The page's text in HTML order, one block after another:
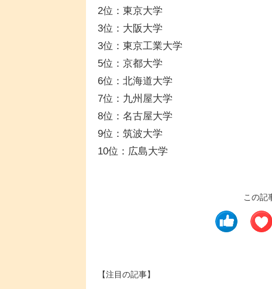
2位：東京大学
3位：大阪大学
3位：東京工業大学
5位：京都大学
6位：北海道大学
7位：九州屋大学
8位：名古屋大学
9位：筑波大学
10位：広島大学
この記
【注目の記事】